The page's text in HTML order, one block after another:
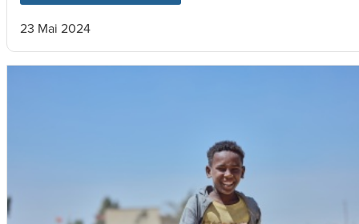
23 Mai 2024